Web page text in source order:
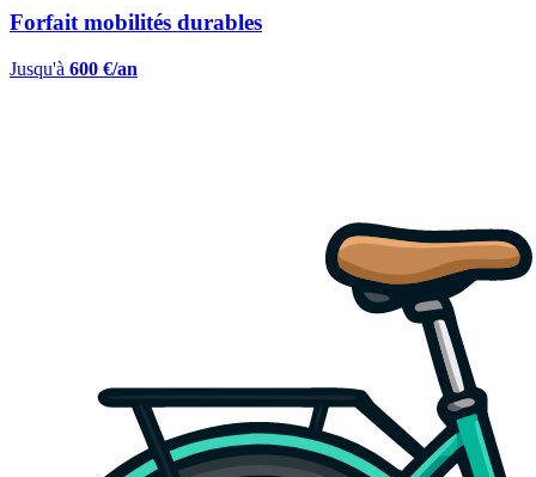
Forfait mobilités durables
Jusqu'à 600 €/an